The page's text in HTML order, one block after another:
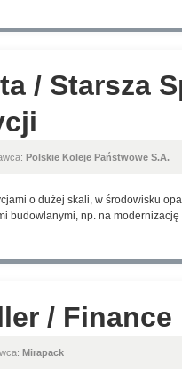
/ Starsza
Polskie Koleje Państwowe S.A.
o dużej skali, w środowisku
budowlanymi, np. na
/ Finance
Mirapack